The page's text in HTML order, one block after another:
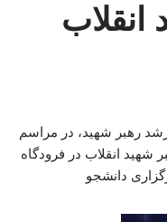
انقلاب
رهبر شهید، در مراسم
شهید انقلاب در فرودگاه
دانشجو